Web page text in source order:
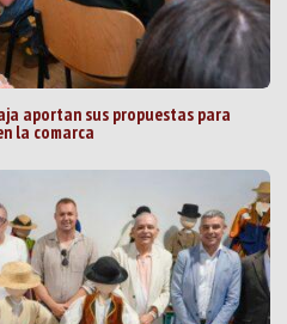
aportan sus propuestas para
la comarca